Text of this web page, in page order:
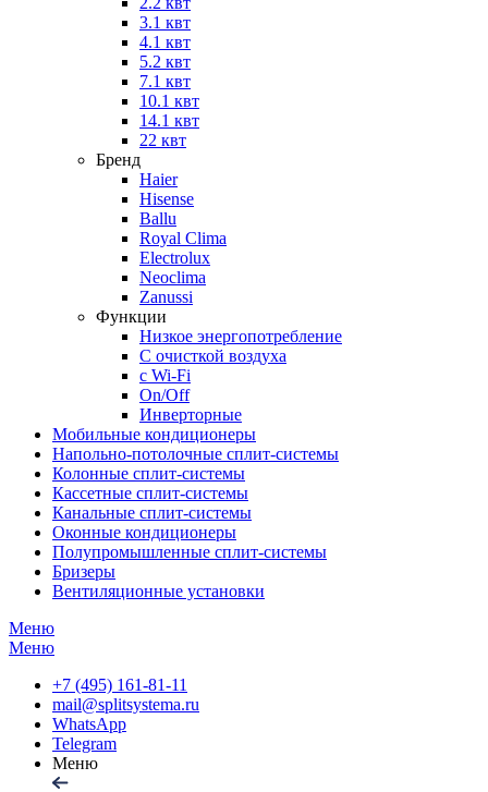
3.1 квт
4.1 квт
5.2 квт
7.1 квт
10.1 квт
14.1 квт
22 квт
Бренд
Haier
Hisense
Ballu
Royal Clima
Electrolux
Neoclima
Zanussi
Функции
Низкое энергопотребление
С очисткой воздуха
с Wi-Fi
On/Off
Инверторные
Мобильные кондиционеры
Напольно-потолоч​ные ​сплит-системы
Колонные ​​сплит-системы
Кассетные сплит-системы
Канальные сплит-системы
Оконные кондиционеры
Полупромышленные сплит-системы
Бризеры
Вентиляционные установки
Меню
Меню
+7 (495) 161-81-11
mail@splitsystema.ru
WhatsApp
Telegram
Меню